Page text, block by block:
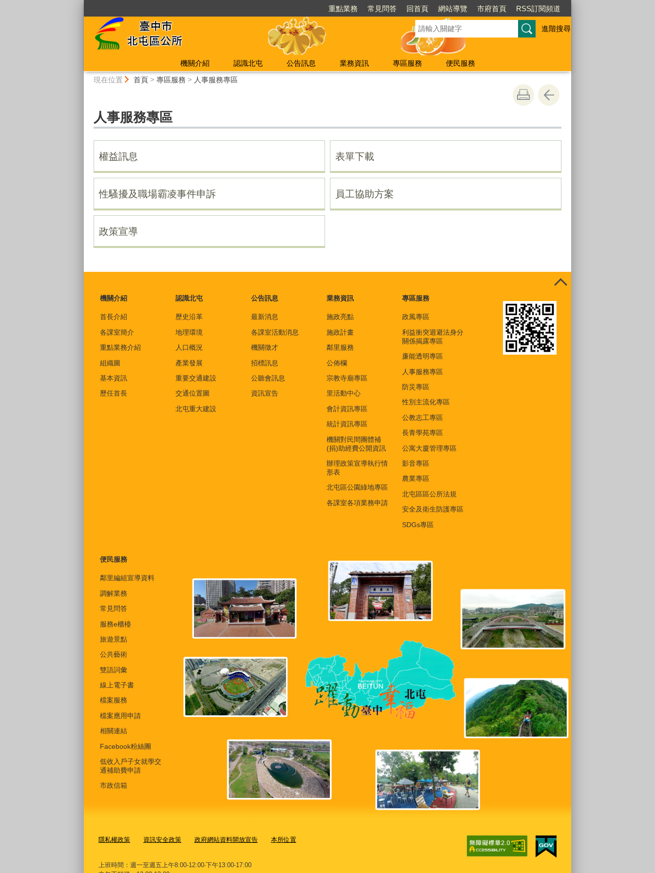
重點業務 常見問答 回首頁 網站導覽 市府首頁 RSS訂閱頻道
進階搜尋
機關介紹 認識北屯 公告訊息 業務資訊 專區服務
便民服務
現在位置 首頁> 專區服務 > 人事服務專區
人事服務專區
權益訊息 表單下載
性騷擾及職場霸凌事件申訴 員工協助方案
政策宣導
機關介紹
首長介紹
各課室簡介
重點業務介紹
組織圖
基本資訊
歷任首長
認識北屯
歷史沿革
地理環境
人口概況
產業發展
重要交通建設
交通位置圖
北屯重大建設
公告訊息
最新消息
各課室活動消息
機關徵才
招標訊息
公聽會訊息
資訊宣告
業務資訊
施政亮點
施政計畫
鄰里服務
公佈欄
宗教寺廟專區
里活動中心
會計資訊專區
統計資訊專區
機關對民間團體補
(捐)助經費公開資訊
辦理政策宣導執行情
形表
北屯區公園綠地專區
各課室各項業務申請
專區服務
政風專區
利益衝突迴避法身分
關係揭露專區
廉能透明專區
人事服務專區
防災專區
性別主流化專區
公教志工專區
長青學苑專區
公寓大廈管理專區
影音專區
農業專區
北屯區區公所法規
安全及衛生防護專區
SDGs專區
便民服務
鄰里編組宣導資料
調解業務
常見問答
服務e櫃檯
旅遊景點
公共藝術
雙語詞彙
線上電子書
檔案服務
檔案應用申請
相關連結
Facebook粉絲團
低收入戶子女就學交
通補助費申請
市政信箱
隱私權政策 資訊安全政策 政府網站資料開放宣告 本所位置
上班時間：週一至週五上午8:00-12:00‧下午13:00-17:00